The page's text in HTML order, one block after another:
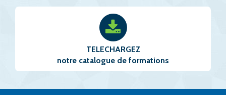
TELECHARGEZ
notre catalogue de formations